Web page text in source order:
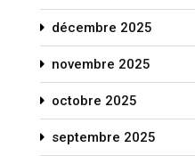
décembre 2025
novembre 2025
octobre 2025
septembre 2025